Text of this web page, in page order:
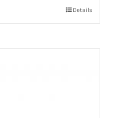
Details